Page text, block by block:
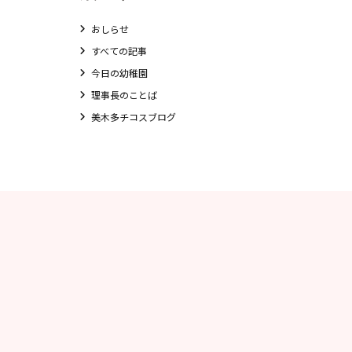
おしらせ
すべての記事
今日の幼稚園
理事長のことば
美木多チコスブログ
1歳・2歳親子登園［マリポサクラス ]
2歳児ひとり登園［ゆず組 ]